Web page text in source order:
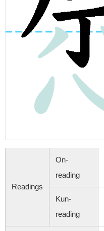
Readings
On-
reading
Kun-
reading